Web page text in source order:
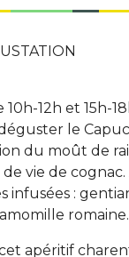
10h-12h et 15h-
le
du moût de
vie de cognac.
infusées :
romaine.
apéritif